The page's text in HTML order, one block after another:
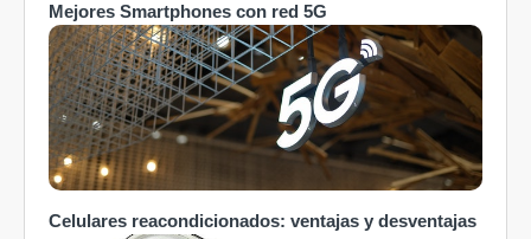
Mejores Smartphones con red 5G
Celulares reacondicionados: ventajas y desventajas